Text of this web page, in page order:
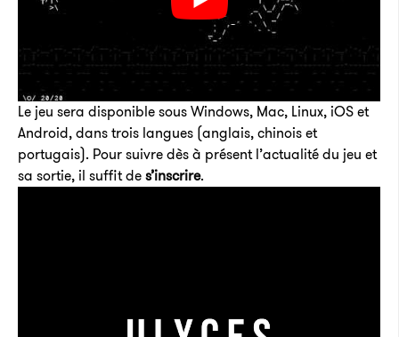
Le jeu sera disponible sous Windows, Mac, Linux, iOS et
Android, dans trois langues (anglais, chinois et
portugais). Pour suivre dès à présent l’actualité du jeu et
sa sortie, il suffit des’inscrire.